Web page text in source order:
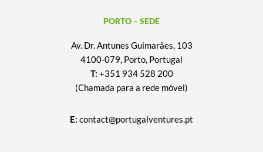
PORTO – SEDE
Av. Dr. Antunes Guimarães, 103
4100-079, Porto, Portugal
T: +351 934 528 200
(Chamada para a rede móvel)
E: contact@portugalventures.pt